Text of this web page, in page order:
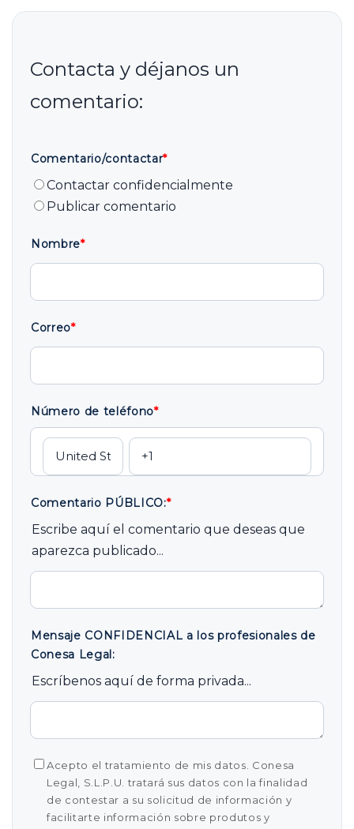
Comentario/contactar*
Contactar confidencialmente
Publicar comentario
Nombre*
Correo*
Número de teléfono*
Comentario PÚBLICO:*
Escribe aquí el comentario que deseas que
aparezca publicado...
Mensaje CONFIDENCIAL a los profesionales de
Conesa Legal:
Escríbenos aquí de forma privada...
Acepto el tratamiento de mis datos. Conesa
Legal, S.L.P.U. tratará sus datos con la finalidad
de contestar a su solicitud de información y
facilitarte información sobre produtos y